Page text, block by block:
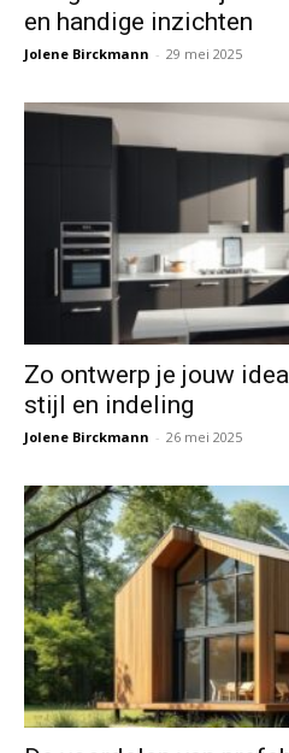
en handige inzichten
Jolene Birckmann - 29 mei 2025
Zo ontwerp je jouw
stijl en indeling
Jolene Birckmann - 26 mei 2025